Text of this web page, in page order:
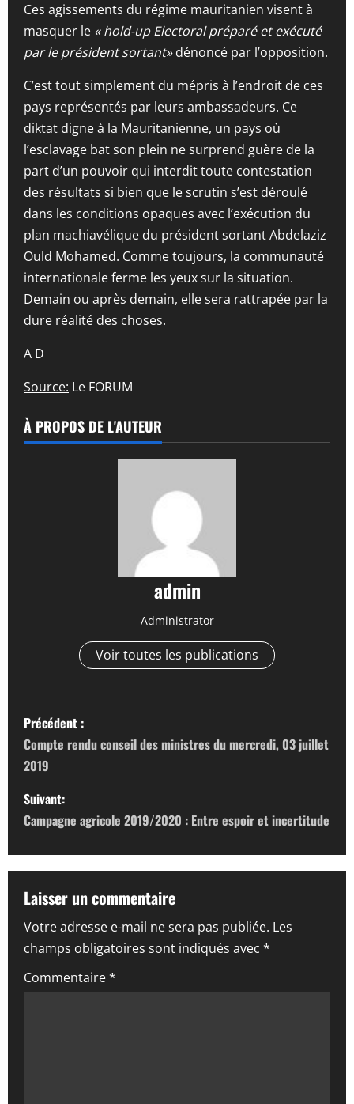
Ces agissements du régime mauritanien visent à
masquer le « hold-up Electoral préparé et exécuté
par le président sortant»dénoncé par l’opposition.
C’est tout simplement du mépris à l’endroit de ces
pays représentés par leurs ambassadeurs. Ce
diktat digne à la Mauritanienne, un pays où
l’esclavage bat son plein ne surprend guère de la
part d’un pouvoir qui interdit toute contestation
des résultats si bien que le scrutin s’est déroulé
dans les conditions opaques avec l’exécution du
plan machiavélique du président sortant Abdelaziz
Ould Mohamed. Comme toujours, la communauté
internationale ferme les yeux sur la situation.
Demain ou après demain, elle sera rattrapée par la
dure réalité des choses.
A D
Source: Le FORUM
À PROPOS DE L'AUTEUR
admin
Administrator
Voir toutes les publications
N
a
v
i
g
a
t
i
o
Précédent :
Compte rendu conseil des ministres du mercredi, 03 juillet
2019
Suivant:
Campagne agricole 2019/2020 : Entre espoir et incertitude
Laisser un commentaire
Votre adresse e-mail ne sera pas publiée. Les
champs obligatoires sont indiqués avec *
Commentaire*